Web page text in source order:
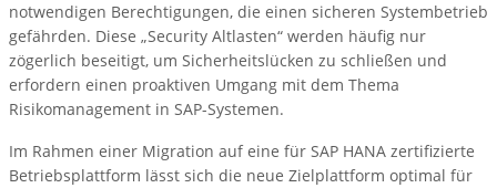
notwendigen Berechtigungen, die einen sicheren Systembetrieb
gefährden. Diese „Security Altlasten“ werden häufig nur
zögerlich beseitigt, um Sicherheitslücken zu schließen und
erfordern einen proaktiven Umgang mit dem Thema
Risikomanagement in SAP-Systemen.
Im Rahmen einer Migration auf eine für SAP HANA zertifizierte
Betriebsplattform lässt sich die neue Zielplattform optimal für